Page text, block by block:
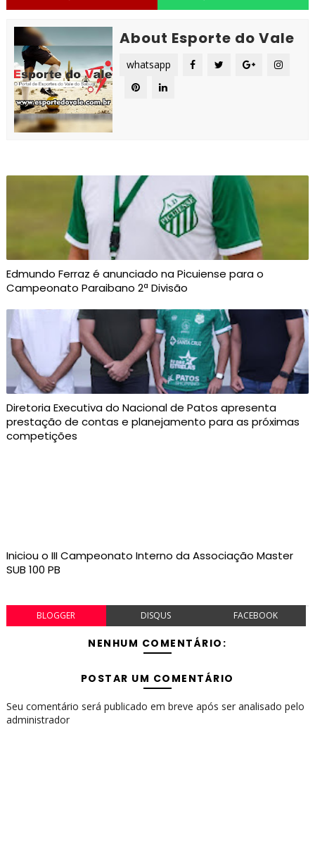
About Esporte do Vale
whatsapp
Edmundo Ferraz é anunciado na Picuiense para o
Campeonato Paraibano 2ª Divisão
Diretoria Executiva do Nacional de Patos apresenta
prestação de contas e planejamento para as próximas
competições
Iniciou o III Campeonato Interno da Associação Master
SUB 100 PB
BLOGGER DISQUS FACEBOOK
NENHUM COMENTÁRIO:
POSTAR UM COMENTÁRIO
Seu comentário será publicado em breve após ser analisado pelo
administrador